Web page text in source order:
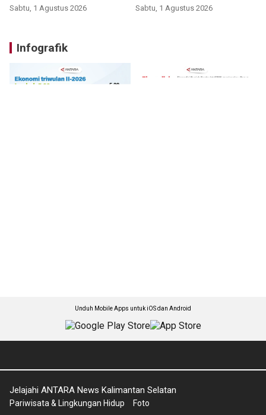
Sabtu, 1 Agustus 2026 Sabtu, 1 Agustus 2026
Infografik
Unduh Mobile Apps untuk iOS dan Android
Jelajahi ANTARA News Kalimantan Selatan
Pariwisata & Lingkungan Hidup
Foto